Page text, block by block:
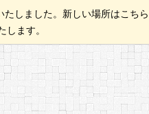
しました。新しい場所はこち
ます。